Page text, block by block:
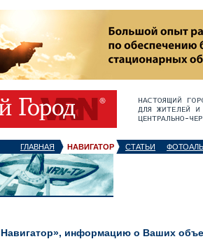
ГЛАВНАЯ НАВИГАТОР СТАТЬИ
информацию о Ваших